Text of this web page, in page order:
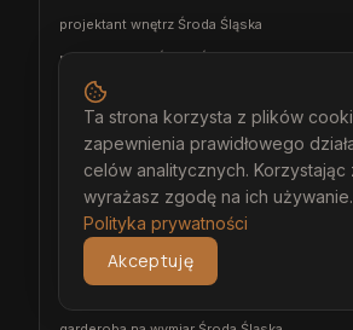
projektant wnętrz Środa Śląska
projekt wnętrz Środa Śląska
projektowanie wnętrz Środa Śląska
aranżacja wnętrz Środa Śląska
wizualizacja wnętrz Środa Śląska
meble na wymiar Środa Śląska
stolarz Środa Śląska
kuchnia na wymiar Środa Śląska
Ta strona korzysta z plików
zapewnienia prawidłowego
celów analitycznych. Korzystając
wyrażasz zgodę na ich używanie.
Polityka prywatności
Akceptuję